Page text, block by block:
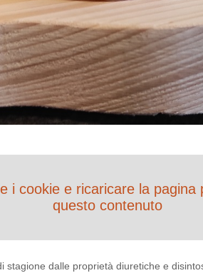
i cookie e ricaricare la pagina
questo contenuto
stagione dalle proprietà diuretiche e